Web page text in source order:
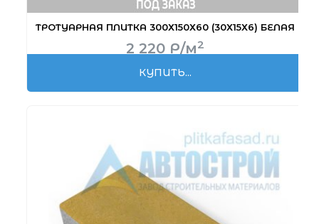
ТРОТУАРНАЯ ПЛИТКА 300Х150Х60 (30Х15Х6) БЕЛАЯ
2 220 Р/м2
КУПИТЬ...